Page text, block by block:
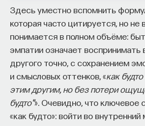
Здесь уместно вспомнить
которая часто цитируется, но не
понимается в полном объёме:
эмпатии означает воспринимать
другого точно, с сохранением
и смысловых оттенков, «как
этим другим, но без потери
будто"». Очевидно, что ключевое
«как будто»: войти во внутренний